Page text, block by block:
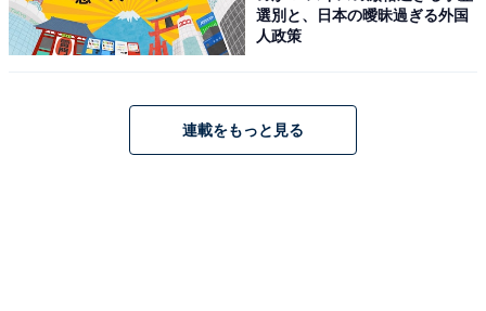
選別と、日本の曖昧過ぎる外国
人政策
連載をもっと見る